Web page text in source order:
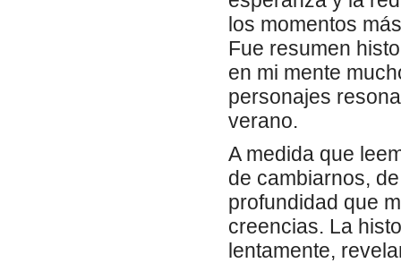
los momentos
Fue resumen
en mi mente
personajes
verano.
A medida que
de cambiarnos,
profundidad que
creencias. La
lentamente,